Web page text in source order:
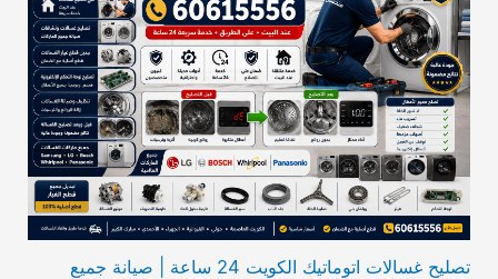
تصليح غسالات اتوماتيك الكويت 24 ساعة | صيانة جميع